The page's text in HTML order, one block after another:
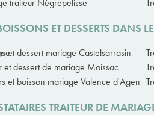
traiteur Nègrepelisse
ET DESSERTS
et dessert mariage Castelsarrasin
et dessert de mariage Moissac
et boisson mariage Valence d'Agen
TRAITEUR DE